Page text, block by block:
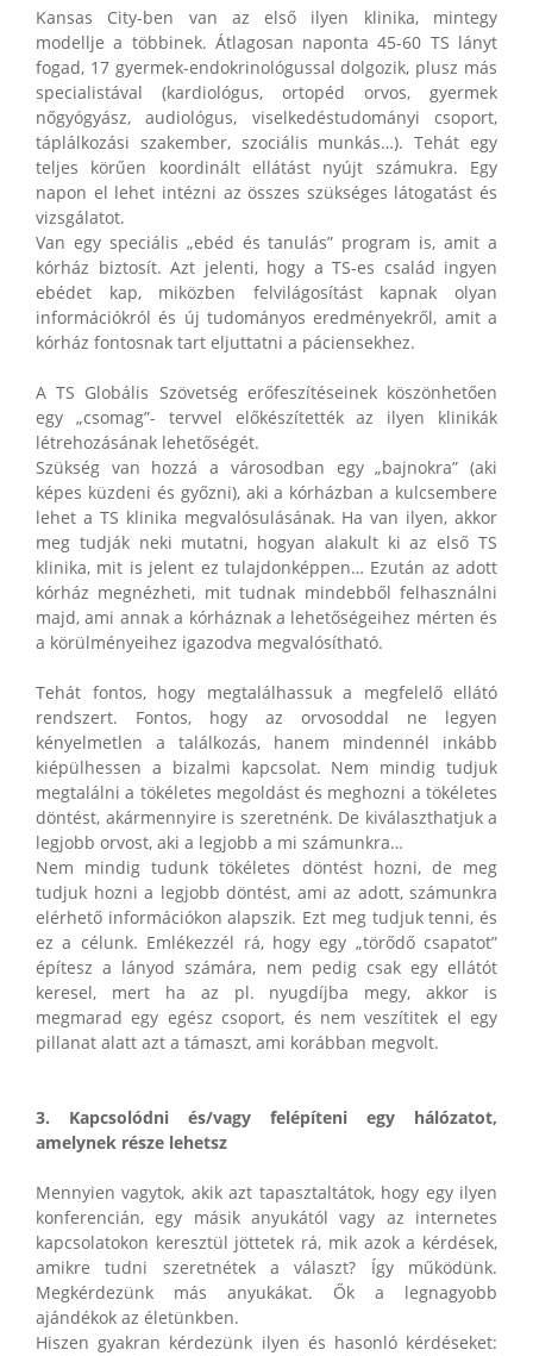
Kansas City-ben van az első ilyen klinika, mintegy
modellje a többinek. Átlagosan naponta 45-60 TS lányt
fogad, 17 gyermek-endokrinológussal dolgozik, plusz más
specialistával (kardiológus, ortopéd orvos, gyermek
nőgyógyász, audiológus, viselkedéstudományi csoport,
táplálkozási szakember, szociális munkás…). Tehát egy
teljes körűen koordinált ellátást nyújt számukra. Egy
napon el lehet intézni az összes szükséges látogatást és
vizsgálatot.
Van egy speciális „ebéd és tanulás” program is, amit a
kórház biztosít. Azt jelenti, hogy a TS-es család ingyen
ebédet kap, miközben felvilágosítást kapnak olyan
információkról és új tudományos eredményekről, amit a
kórház fontosnak tart eljuttatni a páciensekhez.
A TS Globális Szövetség erőfeszítéseinek köszönhetően
egy „csomag”- tervvel előkészítették az ilyen klinikák
létrehozásának lehetőségét.
Szükség van hozzá a városodban egy „bajnokra” (aki
képes küzdeni és győzni), aki a kórházban a kulcsembere
lehet a TS klinika megvalósulásának. Ha van ilyen, akkor
meg tudják neki mutatni, hogyan alakult ki az első TS
klinika, mit is jelent ez tulajdonképpen… Ezután az adott
kórház megnézheti, mit tudnak mindebből felhasználni
majd, ami annak a kórháznak a lehetőségeihez mérten és
a körülményeihez igazodva megvalósítható.
Tehát fontos, hogy megtalálhassuk a megfelelő ellátó
rendszert. Fontos, hogy az orvosoddal ne legyen
kényelmetlen a találkozás, hanem mindennél inkább
kiépülhessen a bizalmi kapcsolat. Nem mindig tudjuk
megtalálni a tökéletes megoldást és meghozni a tökéletes
döntést, akármennyire is szeretnénk. De kiválaszthatjuk a
legjobb orvost, aki a legjobb a mi számunkra…
Nem mindig tudunk tökéletes döntést hozni, de meg
tudjuk hozni a legjobb döntést, ami az adott, számunkra
elérhető információkon alapszik. Ezt meg tudjuk tenni, és
ez a célunk. Emlékezzél rá, hogy egy „törődő csapatot”
építesz a lányod számára, nem pedig csak egy ellátót
keresel, mert ha az pl. nyugdíjba megy, akkor is
megmarad egy egész csoport, és nem veszítitek el egy
pillanat alatt azt a támaszt, ami korábban megvolt.
3. Kapcsolódni és/vagy felépíteni egy hálózatot,
amelynek része lehetsz
Mennyien vagytok, akik azt tapasztaltátok, hogy egy ilyen
konferencián, egy másik anyukától vagy az internetes
kapcsolatokon keresztül jöttetek rá, mik azok a kérdések,
amikre tudni szeretnétek a választ? Így működünk.
Megkérdezünk más anyukákat. Ők a legnagyobb
ajándékok az életünkben.
Hiszen gyakran kérdezünk ilyen és hasonló kérdéseket: